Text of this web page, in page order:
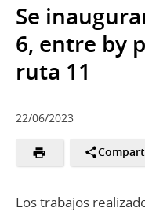
Se
6, entre by
ruta 11
22/06/2023
Los trabajos